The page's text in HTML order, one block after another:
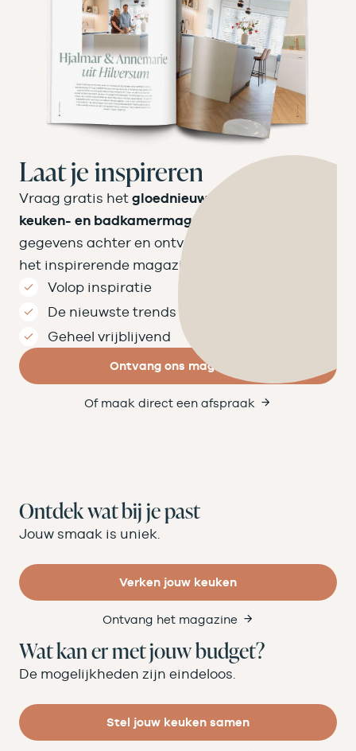
Laat je inspireren
Vraag gratis het gloednieuwe Velthuizen
keuken- en badkamermagazine
gegevens achter en ontvang binnen een week
het inspirerende magazine op de mat.
Volop inspiratie
De nieuwste trends
Geheel vrijblijvend
Ontvang ons magazine
Of maak direct een afspraak
Ontdek wat bij je past
Jouw smaak is uniek.
Verken jouw keuken
Ontvang het magazine
Wat kan er met jouw budget?
De mogelijkheden zijn eindeloos.
Stel jouw keuken samen